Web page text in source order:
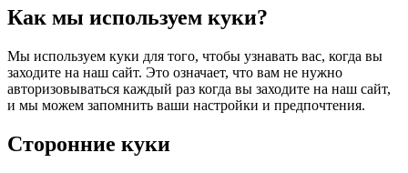
Как мы используем куки?
Мы используем куки для того, чтобы узнавать вас, когда вы
заходите на наш сайт. Это означает, что вам не нужно
авторизовываться каждый раз когда вы заходите на наш сайт,
и мы можем запомнить ваши настройки и предпочтения.
Сторонние куки